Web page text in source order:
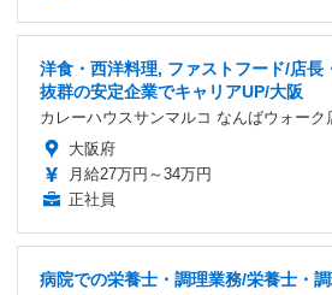
洋食・西洋料理, ファストフード/店長
抜群の安定企業でキャリアUP/大阪
カレーハウスサンマルコ なんばウォーク
大阪府
月給27万円～34万円
正社員
病院での栄養士・調理業務/栄養士・